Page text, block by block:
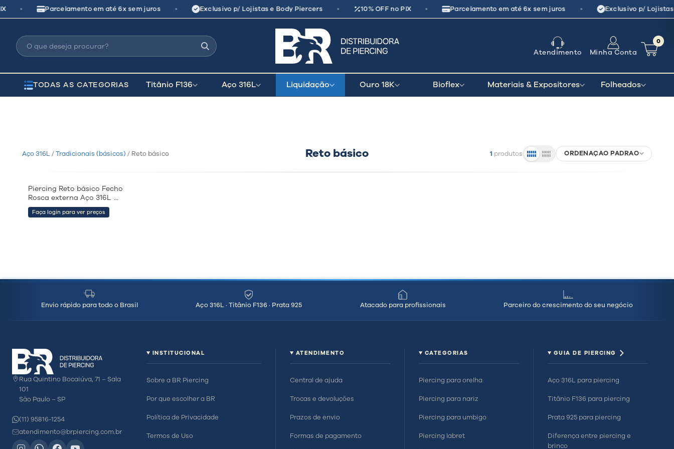
Pular
para
conteúdo
Parcelamento em até 6x sem juros Exclusivo p/ Lojistas e Body Piercers 10% OFF no PIX Parcelamento em até 6x sem juros Exclusivo p/ Lojistas
seu parceiro Atendimento Minha Conta
0
TODAS AS CATEGORIAS Titânio F136 Aço 316L Liquidação Ouro 18K Bioflex Materiais & Expositores Folheados
Aço 316L/Tradicionais (básicos) / Reto básico Reto básico 1 produtos ORDENAÇÃO PADRÃO
COMPRAR RÁPIDO
Piercing Reto básico Fecho
Rosca externa Aço 316L ·
BRX4128
Faça login para ver preços
Envio rápido para todo o Brasil Aço 316L · Titânio F136 · Prata 925 Atacado para profissionais Parceiro do crescimento do seu negócio
Rua Quintino Bocaiúva, 71 – Sala
101
São Paulo – SP
(11) 95816-1254
atendimento@brpiercing.com.br
INSTITUCIONAL
Sobre a BR Piercing
Por que escolher a BR
Política de Privacidade
Termos de Uso
ATENDIMENTO
Central de ajuda
Trocas e devoluções
Prazos de envio
Formas de pagamento
CATEGORIAS
Piercing para orelha
Piercing para nariz
Piercing para umbigo
Piercing labret
GUIA DE PIERCING
Aço 316L para piercing
Titânio F136 para piercing
Prata 925 para piercing
Diferença entre piercing e
brinco